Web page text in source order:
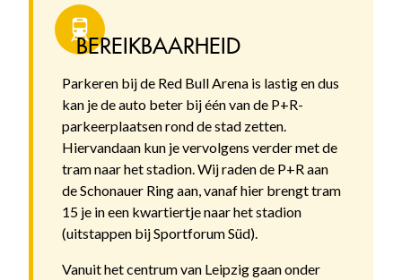
BEREIKBAARHEID
Parkeren bij de Red Bull Arena is lastig en dus
kan je de auto beter bij één van de P+R-
parkeerplaatsen rond de stad zetten.
Hiervandaan kun je vervolgens verder met de
tram naar het stadion. Wij raden de P+R aan
de Schonauer Ring aan, vanaf hier brengt tram
15 je in een kwartiertje naar het stadion
(uitstappen bij Sportforum Süd).
Vanuit het centrum van Leipzig gaan onder